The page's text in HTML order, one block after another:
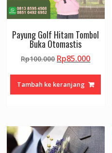
Payung Golf Hitam Tombol
Buka Otomastis
Rp100.000 Harga
adalah:
Rp100.000.
Rp85.000Harga
ini
adalah:
Tambah ke keranjang